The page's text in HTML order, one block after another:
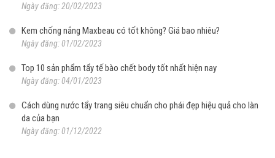
Ngày đăng: 20/02/2023
Kem chống nắng Maxbeau có tốt không? Giá bao nhiêu?
Ngày đăng: 01/02/2023
Top 10 sản phẩm tẩy tế bào chết body tốt nhất hiện nay
Ngày đăng: 04/01/2023
Cách dùng nước tẩy trang siêu chuẩn cho phái đẹp hiệu quả cho làn
da của bạn
Ngày đăng: 01/12/2022